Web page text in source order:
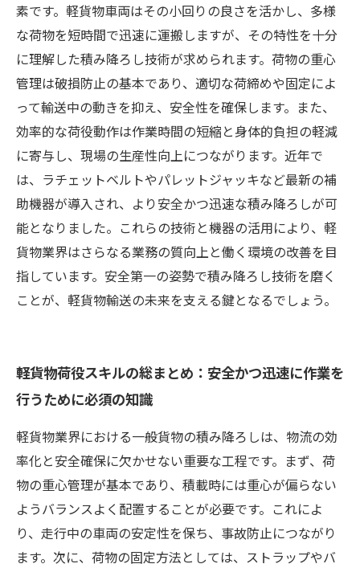
素です。軽貨物車両はその小回りの良さを活かし、多様
な荷物を短時間で迅速に運搬しますが、その特性を十分
に理解した積み降ろし技術が求められます。荷物の重心
管理は破損防止の基本であり、適切な荷締めや固定によ
って輸送中の動きを抑え、安全性を確保します。また、
効率的な荷役動作は作業時間の短縮と身体的負担の軽減
に寄与し、現場の生産性向上につながります。近年で
は、ラチェットベルトやパレットジャッキなど最新の補
助機器が導入され、より安全かつ迅速な積み降ろしが可
能となりました。これらの技術と機器の活用により、軽
貨物業界はさらなる業務の質向上と働く環境の改善を目
指しています。安全第一の姿勢で積み降ろし技術を磨く
ことが、軽貨物輸送の未来を支える鍵となるでしょう。
軽貨物荷役スキルの総まとめ：安全かつ迅速に作業を
行うために必須の知識
軽貨物業界における一般貨物の積み降ろしは、物流の効
率化と安全確保に欠かせない重要な工程です。まず、荷
物の重心管理が基本であり、積載時には重心が偏らない
ようバランスよく配置することが必要です。これによ
り、走行中の車両の安定性を保ち、事故防止につながり
ます。次に、荷物の固定方法としては、ストラップやバ